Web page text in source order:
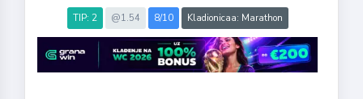
TIP: 2 @1.54 8/10 Kladionicaa: Marathon